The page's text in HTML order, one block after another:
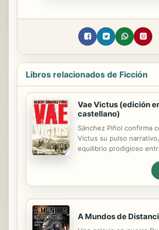
Libros relacionados de Ficción
Vae Victus (edición
castellano)
Sánchez Piñol confirma
Victus su pulso
equilibrio prodigioso
desbordante y un
que convierten su
populares de nuestro
del ingeniero Martí
A Mundos de